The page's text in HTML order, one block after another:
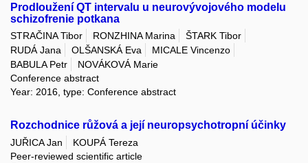
Prodloužení QT intervalu u neurovývojového modelu
schizofrenie potkana
STRAČINA Tibor RONZHINA Marina
ŠTARK Tibor
RUDÁ Jana
OLŠANSKÁ Eva
MICALE Vincenzo
BABULA Petr
NOVÁKOVÁ Marie
Conference abstract
Year: 2016, type: Conference abstract
Rozchodnice růžová a její neuropsychotropní účinky
JUŘICA Jan
KOUPÁ Tereza
Peer-reviewed scientific article